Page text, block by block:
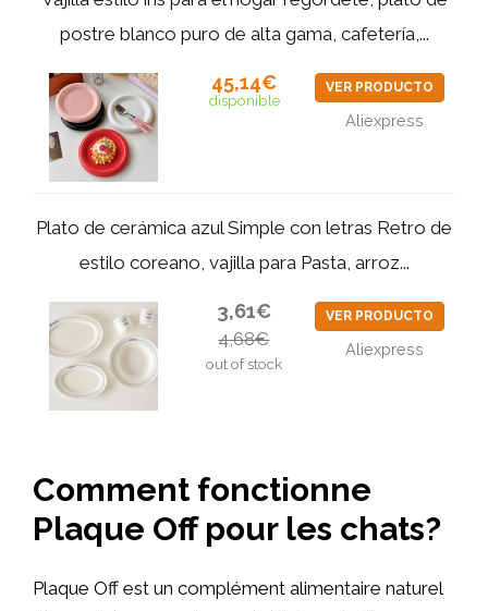
postre blanco puro de alta gama, cafetería,...
45,14€
disponible
VER PRODUCTO
Aliexpress
Plato de cerámica azul Simple con letras Retro de
estilo coreano, vajilla para Pasta, arroz...
3,61€
4,68€
out of stock
VER PRODUCTO
Aliexpress
Comment fonctionne
Plaque Off pour les chats?
Plaque Off est un complément alimentaire naturel